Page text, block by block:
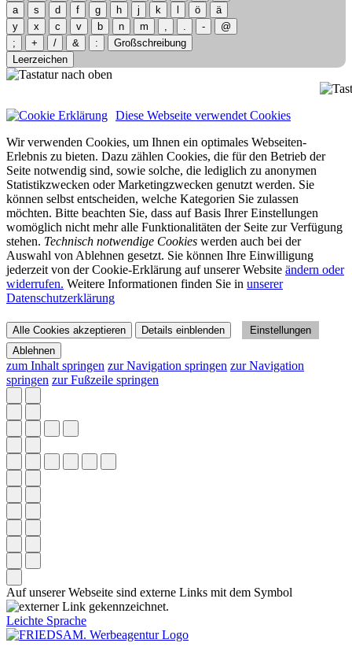
a
s d f g h j k ö
ä
y
x c v b n m , . -
@
;
+ / & :
Großschreibung
Leerzeichen
Diese Webseite verwendet Cookies
Wir verwenden Cookies, um Ihnen ein optimales Webseiten-
Erlebnis zu bieten. Dazu zählen Cookies, die für den Betrieb der
Seite notwendig sind, sowie solche, die lediglich zu anonymen
Statistikzwecken oder Marketingzwecken genutzt werden. Sie
können selbst entscheiden, welche Kategorien Sie zulassen
möchten. Bitte beachten Sie, dass auf Basis Ihrer Einstellungen
womöglich nicht mehr alle Funktionalitäten der Seite zur Verfügung
stehen. Technisch notwendige Cookies werden auch bei der
Auswahl von Ablehnen gesetzt. Sie können Ihre Einwilligung
jederzeit von der Cookie-Erklärung auf unserer Website ändern oder
widerrufen. Weitere Informationen finden Sie in unserer
Datenschutzerklärung
Alle Cookies akzeptieren Details einblenden
Einstellungen
Ablehnen
zum Inhalt springen zur Navigation springen zur Navigation
springen zur Fußzeile springen
Auf unserer Webseite sind externe Links mit dem Symbol
gekennzeichnet.
Leichte Sprache